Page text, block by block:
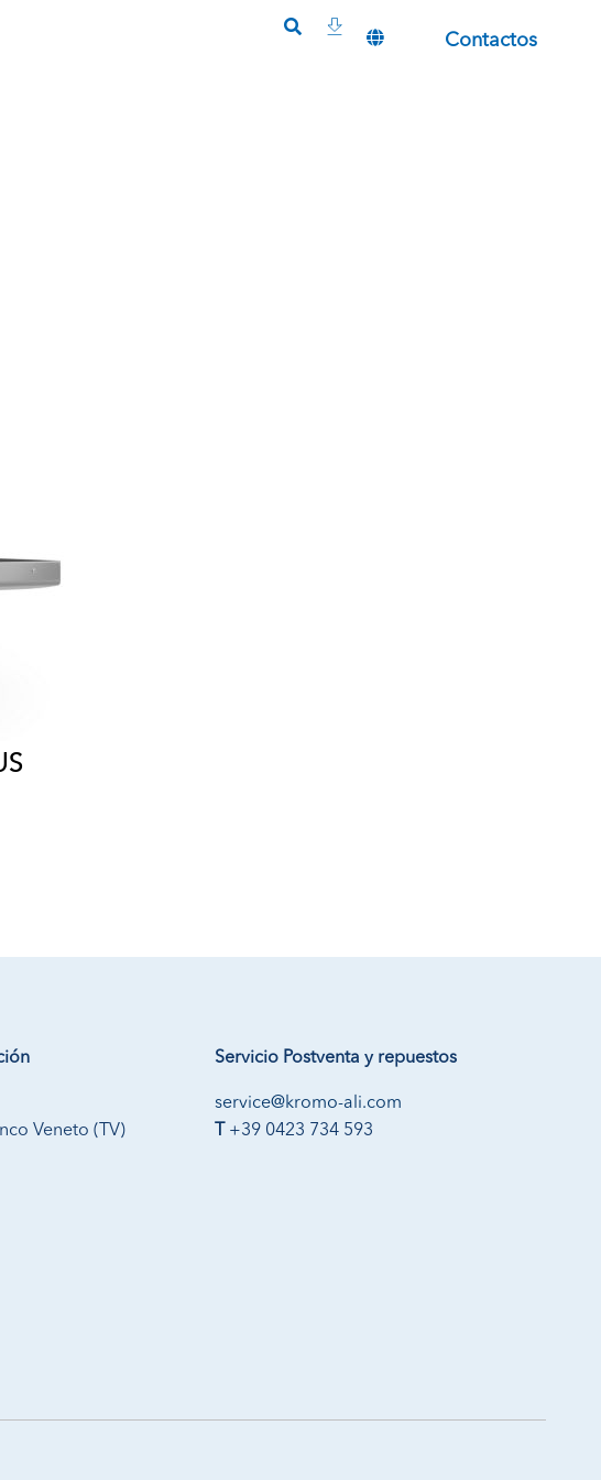
Contactos
Veneto (TV)
Servicio Postventa y repuestos
service@kromo-ali.com
T +39 0423 734 593